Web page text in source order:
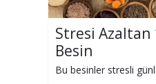
Stresi Azaltan
Besin
Bu besinler stresli